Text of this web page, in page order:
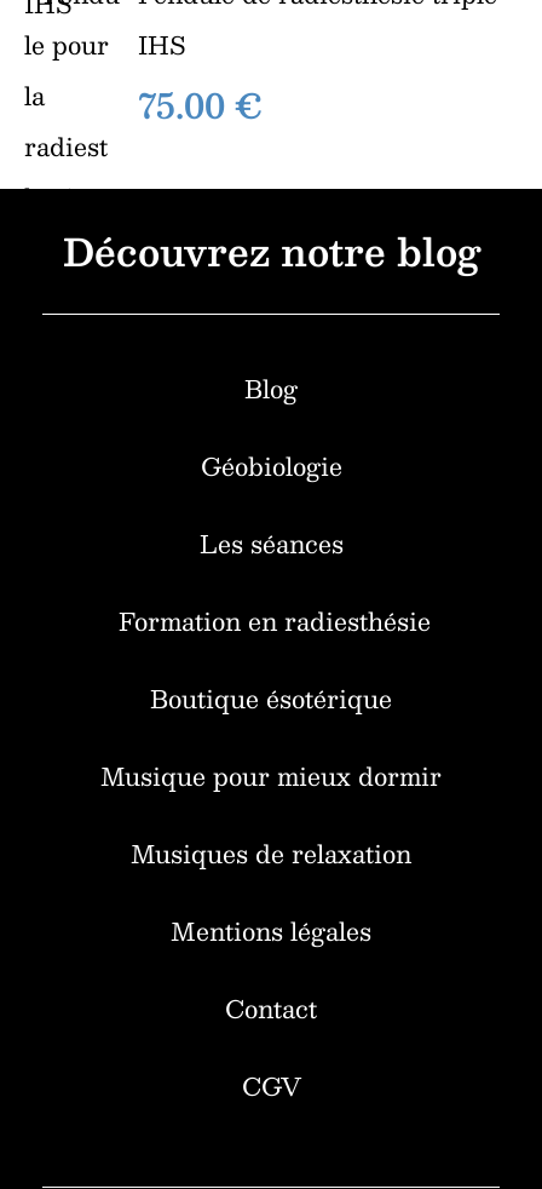
IHS
75.00€
Découvrez notre blog
Blog
Géobiologie
Les séances
Formation en radiesthésie
Boutique ésotérique
Musique pour mieux dormir
Musiques de relaxation
Mentions légales
Contact
CGV